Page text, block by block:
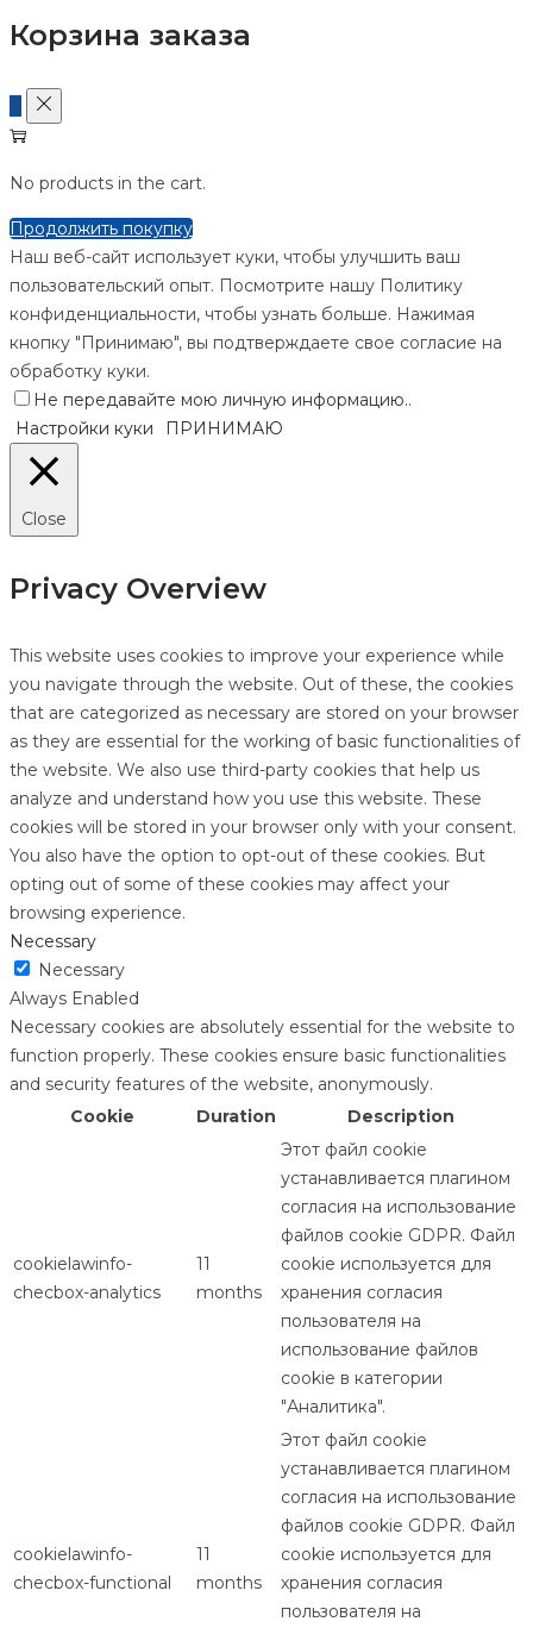
Корзина заказа
0
No products in the cart.
Продолжить покупку
Наш веб-сайт использует куки, чтобы улучшить ваш
пользовательский опыт. Посмотрите нашу Политику
конфиденциальности, чтобы узнать больше. Нажимая
кнопку "Принимаю", вы подтверждаете свое согласие на
обработку куки.
Не передавайте мою личную информацию..
Настройки куки
ПРИНИМАЮ
Close
Privacy Overview
This website uses cookies to improve your experience while
you navigate through the website. Out of these, the cookies
that are categorized as necessary are stored on your browser
as they are essential for the working of basic functionalities of
the website. We also use third-party cookies that help us
analyze and understand how you use this website. These
cookies will be stored in your browser only with your consent.
You also have the option to opt-out of these cookies. But
opting out of some of these cookies may affect your
browsing experience.
Necessary
Necessary
Always Enabled
Necessary cookies are absolutely essential for the website to
function properly. These cookies ensure basic functionalities
and security features of the website, anonymously.
Cookie
Duration Description
cookielawinfo-
checbox-analytics
11
months
Этот файл cookie
устанавливается плагином
согласия на использование
файлов cookie GDPR. Файл
cookie используется для
хранения согласия
пользователя на
использование файлов
cookie в категории
"Аналитика".
cookielawinfo-
checbox-functional
11
months
Этот файл cookie
устанавливается плагином
согласия на использование
файлов cookie GDPR. Файл
cookie используется для
хранения согласия
пользователя на